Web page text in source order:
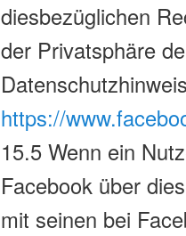
diesbezüglichen
der Privatsphäre
https://
15.5 Wenn ein
Facebook über
mit seinen bei